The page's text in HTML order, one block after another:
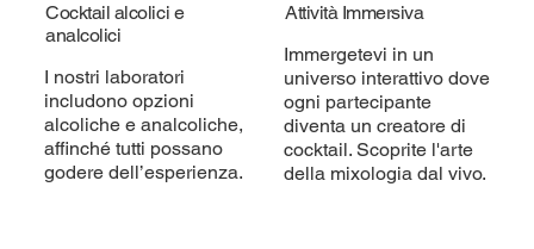
Cocktail alcolici e
analcolici
I nostri laboratori
includono opzioni
alcoliche e analcoliche,
affinché tutti possano
godere dell’esperienza.
Attività Immersiva
Immergetevi in un
universo interattivo dove
ogni partecipante
diventa un creatore di
cocktail. Scoprite l'arte
della mixologia dal vivo.